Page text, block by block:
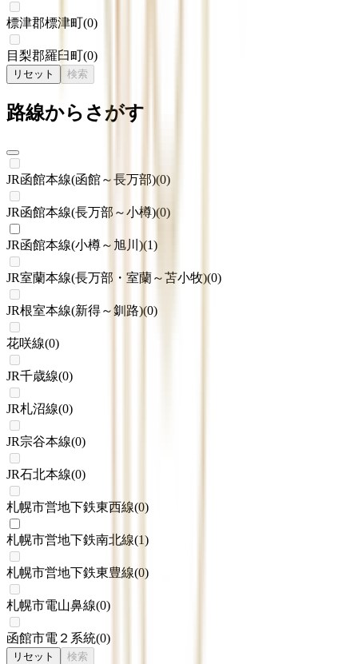
標津郡標津町(0)
目梨郡羅臼町(0)
リセット 検索
路線からさがす
JR函館本線(函館～長万部)(0)
JR函館本線(長万部～小樽)(0)
JR函館本線(小樽～旭川)(1)
JR室蘭本線(長万部・室蘭～苫小牧)(0)
JR根室本線(新得～釧路)(0)
花咲線(0)
JR千歳線(0)
JR札沼線(0)
JR宗谷本線(0)
JR石北本線(0)
札幌市営地下鉄東西線(0)
札幌市営地下鉄南北線(1)
札幌市営地下鉄東豊線(0)
札幌市電山鼻線(0)
函館市電２系統(0)
リセット 検索